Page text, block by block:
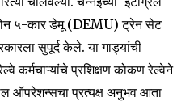
Policy.
५-कार डेमू (DEMU) ट्रेन सेट
सुपूर्द केले. या गाड्यांची
कर्मचाऱ्यांचे प्रशिक्षण कोकण रेल्वेने
ऑपरेशन्सचा प्रत्यक्ष अनुभव आता